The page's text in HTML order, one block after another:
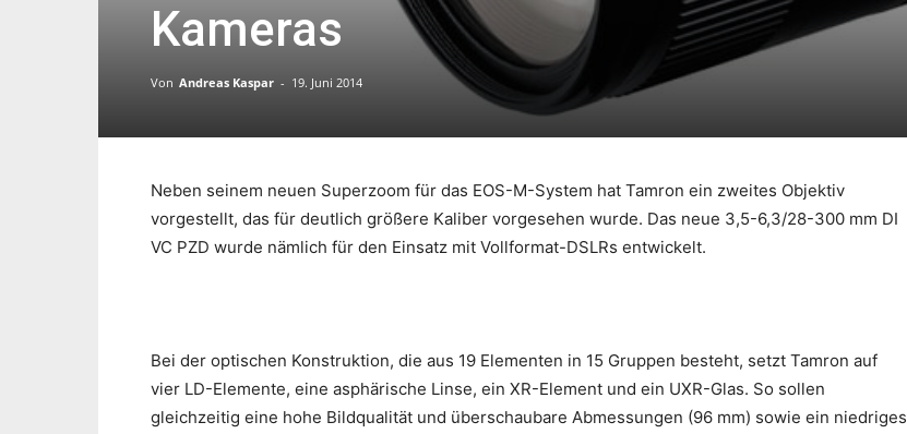
Kameras
Von Andreas Kaspar - 19. Juni 2014
Neben seinem neuen Superzoom für das EOS-M-System hat Tamron ein zweites Objektiv
vorgestellt, das für deutlich größere Kaliber vorgesehen wurde. Das neue 3,5-6,3/28-300 mm DI
VC PZD wurde nämlich für den Einsatz mit Vollformat-DSLRs entwickelt.
Bei der optischen Konstruktion, die aus 19 Elementen in 15 Gruppen besteht, setzt Tamron auf
vier LD-Elemente, eine asphärische Linse, ein XR-Element und ein UXR-Glas. So sollen
gleichzeitig eine hohe Bildqualität und überschaubare Abmessungen (96 mm) sowie ein niedriges